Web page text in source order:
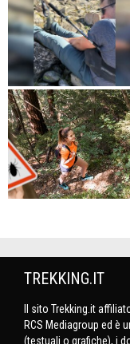
TREKKING.IT
Il sito Trekking.it
RCS Mediagroup ed è
(testuali o grafiche), i